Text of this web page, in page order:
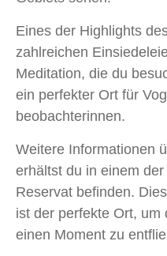
Eines der Highlights
zahlreichen
Meditation, die du
ein perfekter Ort für
beobachterinnen.
Weitere Informationen
erhältst du in einem
Reservat befinden.
ist der perfekte Ort,
einen Moment zu